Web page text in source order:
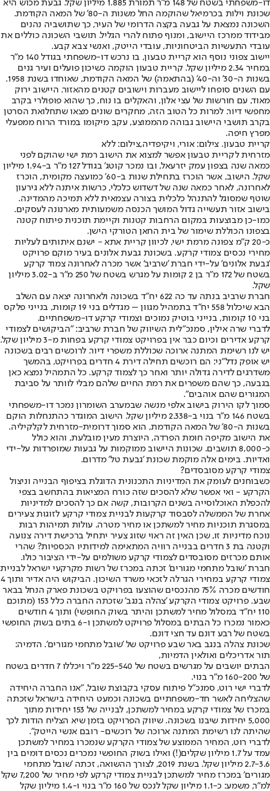
דו-משפחתי בשטח של 148 מ"ר תמורת 1.885 מיליון שקל. גבעת מכוש היא
שכונת וילות בכרמיאל שהוקמה החל משנות ה-80' של המאה הקודמת.
השכונה נמצאת על גבעה בקצה הדרומי של העיר, כך שתושביה נהנים
מבידוד ממרכז היישוב, ומנוף פתוח להרי הגליל. תושבי השכונה כוללים את
עובדי התעשיות הביטחוניות, עובדי הייטק, ואנשי צבא קבע.
יישוב צפוני נוסף הוא קריית טבעון, בו נרכש דו-משפחתי בגודל 140 מ"ר
במחיר 2.34 מיליון שקל. קריית טבעון הוקמה כשיכון פועלים ועיר גנים
בשנות ה-30' וה-40' (בהתאמה) של המאה הקודמת, שאוחדו בשנת 1958.
עם השנים סופחו ליישוב מעברות וישובים קטנים מהאזור. היישוב ירוק
מאוד, עם חורשות של עצי אלון, והאקלים בו נוח, כך שהוא פופולרי בקרב
מחפשי דיור. למרות כל הטוב הזה, מחקרים שונים מצאו שתחלואת הסרטן
בקרב תושבי היישוב גבוהה מהממוצע, עקב מיקומו במורד הרוח ממפעלי
מפרץ חיפה.
קריית טבעון. צילום: אורי, ויקיפדיה,צילום: ללא
מזרחית לקריית טבעון אפשר למצוא את הישוב רמת ישי שהוקם לפני
כמאה שנה בצפון עמק יזרעאל, ובו נמכר קוטג' בגודל 127 מ"ר ב-1.94 מיליון
שקל. הישוב, אשר הוכרז בתחילת שנות ב-60' כמועצה מקומית, הוכרז
לאחרונה, לאחר כמאה שנה של דשדוש כלכלי, כרשות איתנה ללא גירעון
שוטף שמסוגל להתנהל כלכלית בצורה עצמאית ללא תמיכה מהמדינה.
בישוב אזור תעשייה גדול המושך הכנסה משמעותית מארנונה לעסקים.
כמו-כן מבוצעות במקום הרחבות קטנות וקיימת תוכנית פיתוח קטנה
בצפונו הכוללת שימור של בית החאן הטורקי הישן.
כ-20 ק"מ צפונה מרמת ישי, לכיוון קריית אתא - ישנם איתותים לעליות
מחירי נכסים צמודי קרקע. בשכונת גבעת אלונים בעיר מוקם פרויקט
'גבעת אלונים' על-ידי חברת 'שרביב' אשר מכרה לאחרונה צמוד קרקע
בשטח של 172 מ״ר בן 2 קומות על מגרש בשטח של 250 מ״ר ב-3.02 מיליון
שקל.
חברת שרביב בנתה עד כה 622 יח"ד בשכונה ולאחרונה יצאה עם השלב
הבא שיכלול 558 יח"ד בתמהיל מגוון – מגדלים בני 19 קומות, בנייני פלקס
בני 10 קומות, בנייני בוטיק נמוכים וצמודי קרקע דו-משפחתיים.
לדברי שרה אילין, סמנכ"לית השיווק של חברת שרביב: "הביקושים לצמודי
קרקע אדירים וכיום כבר אין בפרויקט צמודי קרקע בפחות מ-3 מיליון שקל.
יש לנו רשימת המתנה ארוכה שכוללת משפרי דיור. לרוכשים רבים בשכונה
יש אופק נדל"ני: הם רוכשים תחילה דירת 4 חדרים בפרויקט, בהמשך
משדרגים לדירה גדולה יותר ואחר כך לצמוד קרקע. כל התמהיל נמצא כאן
בגבעה, כך שהם משפרים את רמת החיים שלהם מבלי לוותר על סביבת
המגורים שהם אוהבים".
סמוך לקו הירוק בישוב אלפי מנשה שבמערב השומרון נמכר דו-משפחתי
בשטח 146 מ"ר בנוי ב-2.338 מיליון שקל. הישוב המוגדר כהתנחלות הוקם
בשנות ה-80' של המאה הקודמת, הוא סמוך דרומית-מזרחית לקלקיליה.
את הישוב מקיפה חומת הפרדה, היוצרת מעין מובלעת, והוא כולל
כ-8,000 תושבים. שכונות היישוב ממוקמות על גבעות שמופרדות על-ידי
ואדיות. בימים אלה מוקמת שכונת 'גבעת טל' מדרום.
צמודי קרקע מסובסדים?
כשבוחנים לעומק את המדיניות התכנונית הדוגלת בציפוף הבנייה וניצול
הקרקע - ואי אפשר שלא להסכים שזה כורח המציאות בהתחשב בצפי
להכפלת האוכלוסייה בשנים הקרובות, קשה אם כך להסכים למדיניות
אחרת של הממשלה לסבסוד קרקעות לבניית צמודי קרקע לזוגות צעירים
במסגרת תוכניות מחיר למשתכן או מחיר מטרה. עולות תמיהות רבות
נוכח מדיניות זו, שכן האין זה ראוי שזוג צעיר יתחיל ברכישת דירה צנועה
וקטנה בת 3 חדרים בבנייה רוויה המתאימה למידותיו הכספיות? שהרי
אותם מכרזים מסובסדים לצמודי קרקע משולמים על-ידי הציבור כולו.
חברת 'שובל מתחמי מגורים' זכתה במכרז של רשות מקרקעי ישראל לבניית
צמודי קרקע במחירי הגרלה לזכאי משרד השיכון. הביקוש היה אדיר ותוך 4
חודשים מכרה 75% מהנכסים שהוצעו בפרויקט בשכונת פארק הנחל בבאר
שבע. פרויקט צמודי הקרקע 'צהלה בנגב' שזכתה החברה כלל 153 (מתוכם
110 יח"ד במסלול מחיר למשתכן והיתר בשוק החופשי) ותוך 4 חודשים
כאמור נמכרו כל הבתים במסלול פרויקט למשתכן ו-6 בתים בשוק החופשי
בשטח של רבע דונם עד חצי דונם.
שכונת צהלה בנגב באר שבע פרויקט של 'שובל מתחמי מגורים'. הדמיה:
תור אדריכלים ואולאין הדמיות,
הבתים יושבים על מגרשים בשטח של 225-540 מ"ר ויכללו 7 חדרים בשטח
של 160-200 מ"ר בנוי.
לדברי ישי רוט, סמנכ"ל פיתוח עסקי בקבוצת שובל, "אנו החברה היחידה
שהצליחה לאשר חד-משפחתיים בשכונה וכמעט היחידה בישראל שזכתה
במכרז של צמודי קרקע במחיר למשתכן, לבנייה של 153 יחידות מתוך
5,000 יחידות שיבנו בשכונה. שיווק הפרויקט בזמן שיא הצליח הודות לכך
שהיתה לנו רשימת המתנה ארוכה של רוכשים- רובם אנשי הייטק".
לדברי רוט, המחיר הממוצע של צמודי הקרקע שנמכרו במחיר למשתכן
עמד על 1.7 מיליון שקלים(!) ואילו בשוק החופשי נמכרים נכסים דומים בין
2.7-3.6 מיליון שקל. בשנת 2019, לצורך ההשואה, זכתה 'שובל מתחמי
מגורים' במכרז מחיר למשתכן לבניית צמודי קרקע לפי מחיר של 7,200 שקל
למ"ר, משמע: כ-1.1 מיליון שקל לנכס של 160 מ"ר בנוי ו-1.4 מיליון שקל